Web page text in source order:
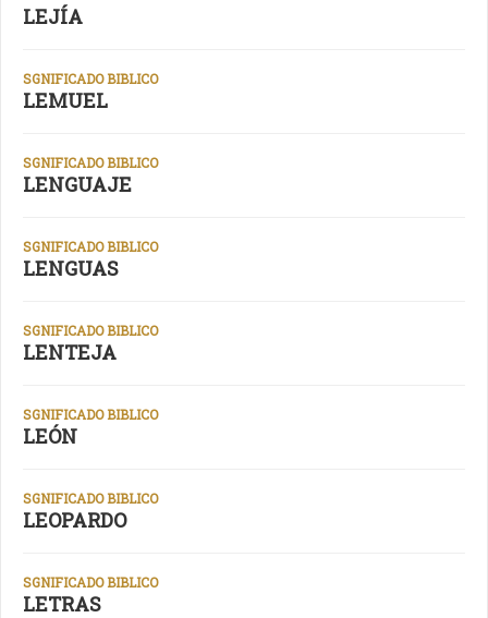
LEJÍA
SGNIFICADO BIBLICO
LEMUEL
SGNIFICADO BIBLICO
LENGUAJE
SGNIFICADO BIBLICO
LENGUAS
SGNIFICADO BIBLICO
LENTEJA
SGNIFICADO BIBLICO
LEÓN
SGNIFICADO BIBLICO
LEOPARDO
SGNIFICADO BIBLICO
LETRAS